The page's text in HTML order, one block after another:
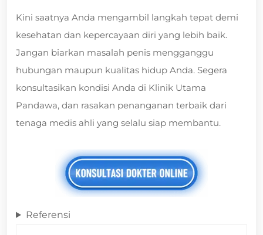
Kini saatnya Anda mengambil langkah tepat demi
kesehatan dan kepercayaan diri yang lebih baik.
Jangan biarkan masalah penis mengganggu
hubungan maupun kualitas hidup Anda. Segera
konsultasikan kondisi Anda di Klinik Utama
Pandawa, dan rasakan penanganan terbaik dari
tenaga medis ahli yang selalu siap membantu.
Referensi